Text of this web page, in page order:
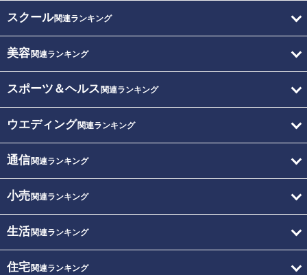
スクール関連ランキング
美容関連ランキング
スポーツ＆ヘルス 関連ランキング
ウエディング関連ランキング
通信関連ランキング
小売関連ランキング
生活関連ランキング
住宅関連ランキング